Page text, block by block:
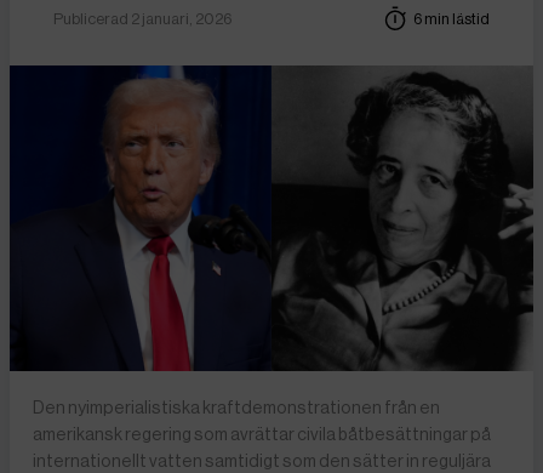
Publicerad 2 januari, 2026 6 min lästid
Den nyimperialistiska kraftdemonstrationen från en
amerikansk regering som avrättar civila båtbesättningar på
internationellt vatten samtidigt som den sätter in reguljära